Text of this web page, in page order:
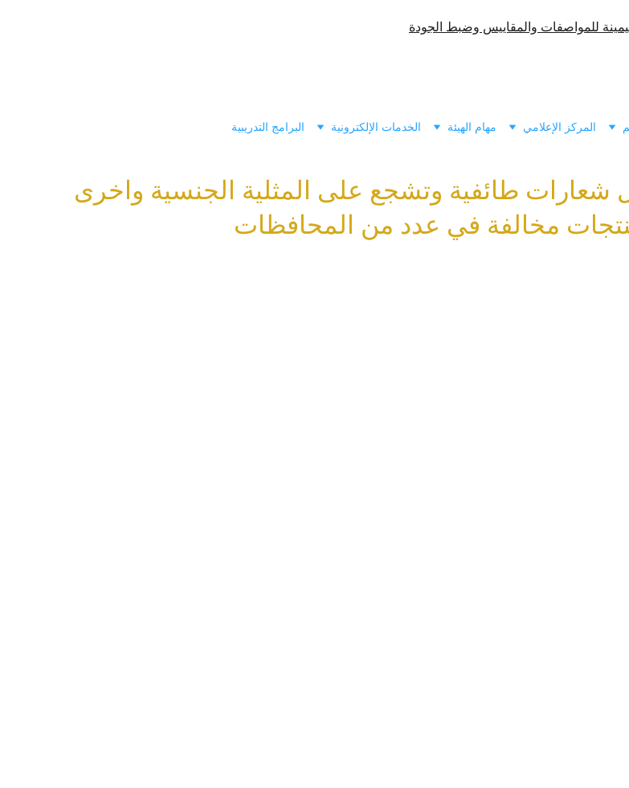
المركز الإعلامي مهام الهيئة الخدمات الإلكترونية البرامج التدريبية
طائفية وتشجع على المثلية الجنسية واخرى
مخالفة في عدد من المحافظات